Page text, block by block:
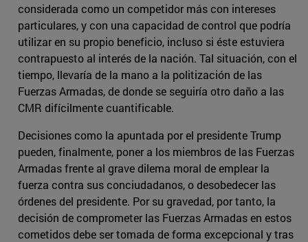
considerada como un competidor más con intereses
particulares, y con una capacidad de control que podría
utilizar en su propio beneficio, incluso si éste estuviera
contrapuesto al interés de la nación. Tal situación, con el
tiempo, llevaría de la mano a la politización de las
Fuerzas Armadas, de donde se seguiría otro daño a las
CMR difícilmente cuantificable.
Decisiones como la apuntada por el presidente Trump
pueden, finalmente, poner a los miembros de las Fuerzas
Armadas frente al grave dilema moral de emplear la
fuerza contra sus conciudadanos, o desobedecer las
órdenes del presidente. Por su gravedad, por tanto, la
decisión de comprometer las Fuerzas Armadas en estos
cometidos debe ser tomada de forma excepcional y tras